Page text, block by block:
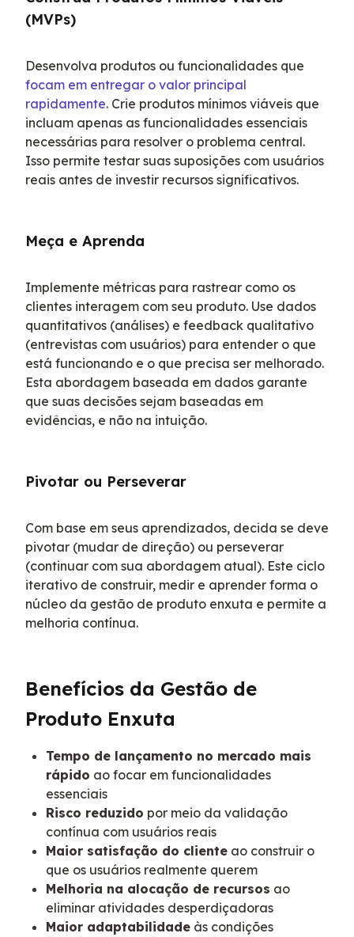
(MVPs)
focam em entregar o valor principal
rapidamente. Crie produtos mínimos viáveis que
incluam apenas as funcionalidades essenciais
necessárias para resolver o problema central.
Isso permite testar suas suposições com usuários
reais antes de investir recursos significativos.
Meça e Aprenda
Implemente métricas para rastrear como os
clientes interagem com seu produto. Use dados
quantitativos (análises) e feedback qualitativo
(entrevistas com usuários) para entender o que
está funcionando e o que precisa ser melhorado.
Esta abordagem baseada em dados garante
que suas decisões sejam baseadas em
evidências, e não na intuição.
Pivotar ou Perseverar
Com base em seus aprendizados, decida se deve
pivotar (mudar de direção) ou perseverar
(continuar com sua abordagem atual). Este ciclo
iterativo de construir, medir e aprender forma o
núcleo da gestão de produto enxuta e permite a
melhoria contínua.
Benefícios da Gestão de
Produto Enxuta
Tempo de lançamento no mercado mais
rápido ao focar em funcionalidades
essenciais
Risco reduzido por meio da validação
contínua com usuários reais
Maior satisfação do cliente ao construir o
que os usuários realmente querem
Melhoria na alocação de recursos ao
eliminar atividades desperdiçadoras
Maior adaptabilidade às condições